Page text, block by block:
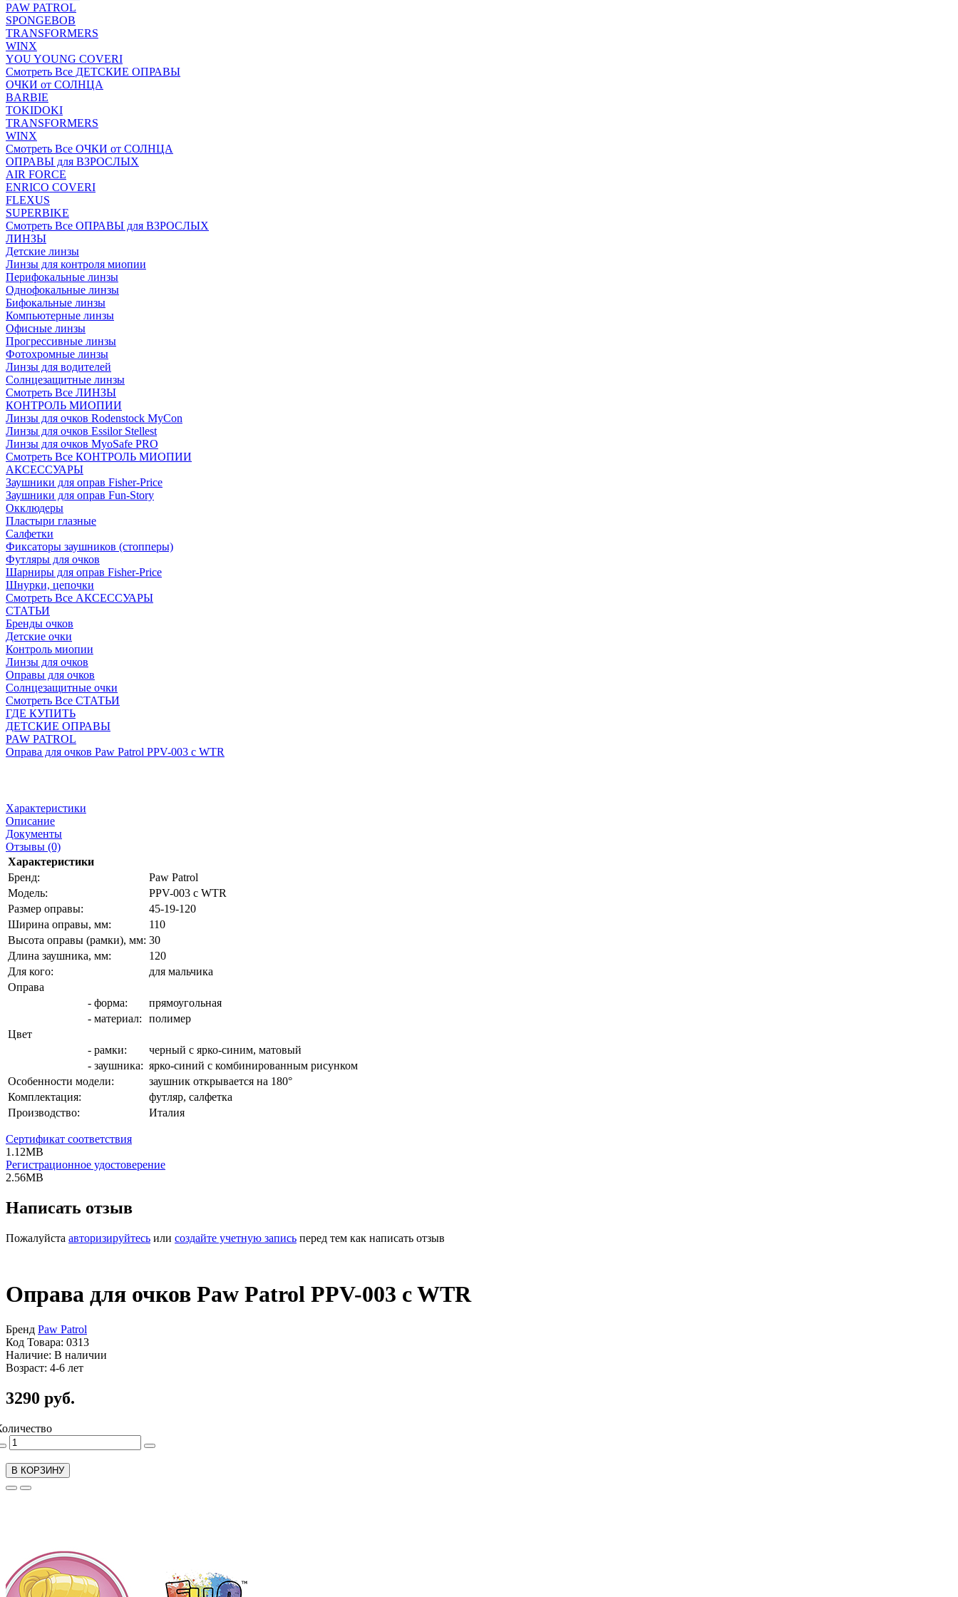
PAW PATROL
SPONGEBOB
TRANSFORMERS
WINX
YOU YOUNG COVERI
Смотреть Все ДЕТСКИЕ ОПРАВЫ
ОЧКИ от СОЛНЦА
BARBIE
TOKIDOKI
TRANSFORMERS
WINX
Смотреть Все ОЧКИ от СОЛНЦА
ОПРАВЫ для ВЗРОСЛЫХ
AIR FORCE
ENRICO COVERI
FLEXUS
SUPERBIKE
Смотреть Все ОПРАВЫ для ВЗРОСЛЫХ
ЛИНЗЫ
Детские линзы
Линзы для контроля миопии
Перифокальные линзы
Однофокальные линзы
Бифокальные линзы
Компьютерные линзы
Офисные линзы
Прогрессивные линзы
Фотохромные линзы
Линзы для водителей
Солнцезащитные линзы
Смотреть Все ЛИНЗЫ
КОНТРОЛЬ МИОПИИ
Линзы для очков Rodenstock MyCon
Линзы для очков Essilor Stellest
Линзы для очков MyoSafe PRO
Смотреть Все КОНТРОЛЬ МИОПИИ
АКСЕССУАРЫ
Заушники для оправ Fisher-Price
Заушники для оправ Fun-Story
Окклюдеры
Пластыри глазные
Салфетки
Фиксаторы заушников (стопперы)
Футляры для очков
Шарниры для оправ Fisher-Price
Шнурки, цепочки
Смотреть Все АКСЕССУАРЫ
СТАТЬИ
Бренды очков
Детские очки
Контроль миопии
Линзы для очков
Оправы для очков
Солнцезащитные очки
Смотреть Все СТАТЬИ
ГДЕ КУПИТЬ
ДЕТСКИЕ ОПРАВЫ
PAW PATROL
Оправа для очков Paw Patrol PPV-003 c WTR
Характеристики
Описание
Документы
Отзывы (0)
Характеристики
Бренд:
Paw Patrol
Модель:
PPV-003 c WTR
Размер оправы:
45-19-120
Ширина оправы, мм:
110
Высота оправы (рамки), мм: 30
Длина заушника, мм:
120
Для кого:
для мальчика
Оправа
- форма:
прямоугольная
- материал:
полимер
Цвет
- рамки:
черный с ярко-синим, матовый
- заушника: ярко-синий с комбинированным рисунком
Особенности модели:
заушник открывается на 180°
Комплектация:
футляр, салфетка
Производство:
Италия
Сертификат соответствия
1.12MB
Регистрационное удостоверение
2.56MB
Написать отзыв
Пожалуйста авторизируйтесь или создайте учетную запись перед тем как написать отзыв
Оправа для очков Paw Patrol PPV-003 c WTR
Бренд Paw Patrol
Код Товара: 0313
Наличие: В наличии
Возраст: 4-6 лет
3290 руб.
В КОРЗИНУ